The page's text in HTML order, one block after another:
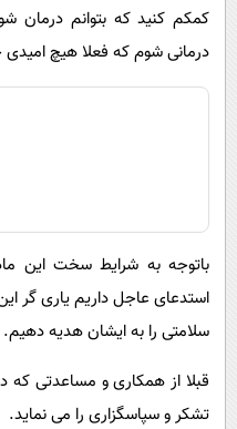
کمکم کنید که بتوانم
درمانی شوم که فعلا هیچ امیدی
باتوجه به شرایط سخت این
استدعای عاجل داریم یاری گر این
سلامتی را به ایشان هدیه دهیم.
قبلا از همکاری و مساعدتی که
تشکر و سپاسگزاری را می نماید.